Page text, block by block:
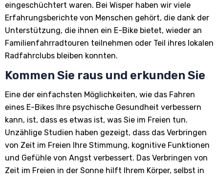
eingeschüchtert waren. Bei Wisper haben wir viele
Erfahrungsberichte von Menschen gehört, die dank der
Unterstützung, die ihnen ein E-Bike bietet, wieder an
Familienfahrradtouren teilnehmen oder Teil ihres lokalen
Radfahrclubs bleiben konnten.
Kommen Sie raus und erkunden Sie
Eine der einfachsten Möglichkeiten, wie das Fahren
eines E-Bikes Ihre psychische Gesundheit verbessern
kann, ist, dass es etwas ist, was Sie im Freien tun.
Unzählige Studien haben gezeigt, dass das Verbringen
von Zeit im Freien Ihre Stimmung, kognitive Funktionen
und Gefühle von Angst verbessert. Das Verbringen von
Zeit im Freien in der Sonne hilft Ihrem Körper, selbst in